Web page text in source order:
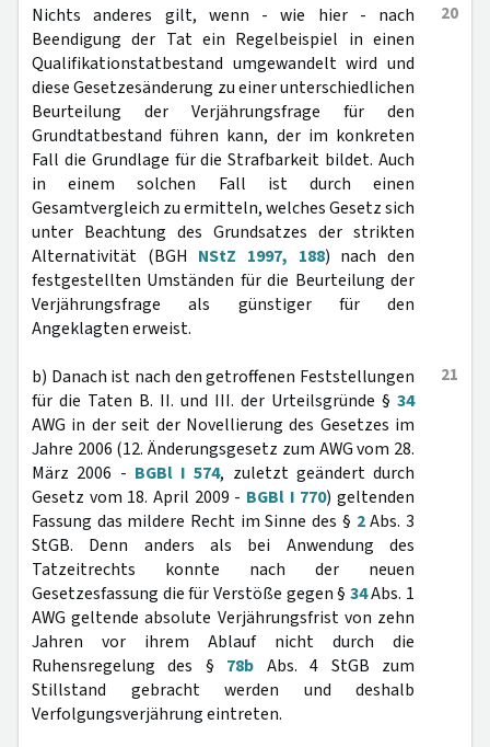
20
Nichts anderes gilt, wenn - wie hier - nach
Beendigung der Tat ein Regelbeispiel in einen
Qualifikationstatbestand umgewandelt wird und
diese Gesetzesänderung zu einer unterschiedlichen
Beurteilung der Verjährungsfrage für den
Grundtatbestand führen kann, der im konkreten
Fall die Grundlage für die Strafbarkeit bildet. Auch
in einem solchen Fall ist durch einen
Gesamtvergleich zu ermitteln, welches Gesetz sich
unter Beachtung des Grundsatzes der strikten
Alternativität (BGH NStZ 1997, 188) nach den
festgestellten Umständen für die Beurteilung der
Verjährungsfrage als günstiger für den
Angeklagten erweist.
21
b) Danach ist nach den getroffenen Feststellungen
für die Taten B. II. und III. der Urteilsgründe § 34
AWG in der seit der Novellierung des Gesetzes im
Jahre 2006 (12. Änderungsgesetz zum AWG vom 28.
März 2006 - BGBl I 574, zuletzt geändert durch
Gesetz vom 18. April 2009 - BGBl I 770) geltenden
Fassung das mildere Recht im Sinne des § 2Abs. 3
StGB. Denn anders als bei Anwendung des
Tatzeitrechts konnte nach der neuen
Gesetzesfassung die für Verstöße gegen § 34Abs. 1
AWG geltende absolute Verjährungsfrist von zehn
Jahren vor ihrem Ablauf nicht durch die
Ruhensregelung des § 78b Abs. 4 StGB zum
Stillstand gebracht werden und deshalb
Verfolgungsverjährung eintreten.